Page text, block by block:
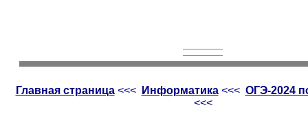
Главная страница<<< Информатика<<< ОГЭ-2024
<<<